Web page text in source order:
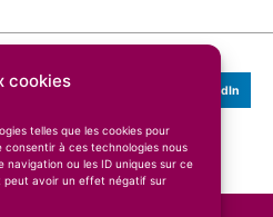
cookies
telles que les cookies pour
à ces technologies nous
ou les ID uniques sur ce
peut avoir un effet négatif sur
LinkedIn
Mangue